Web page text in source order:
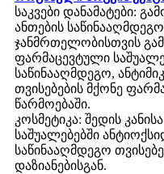
საკვები დანამატები:
ანთების
ჯანმრთელობისთვის
ფარმაცევტული
საწინააღმდეგო,
თვისებების მქონე
წარმოებაში.
კოსმეტიკა: შედის
საშუალებებში
საწინააღმდეგო
დაზიანებისგან.